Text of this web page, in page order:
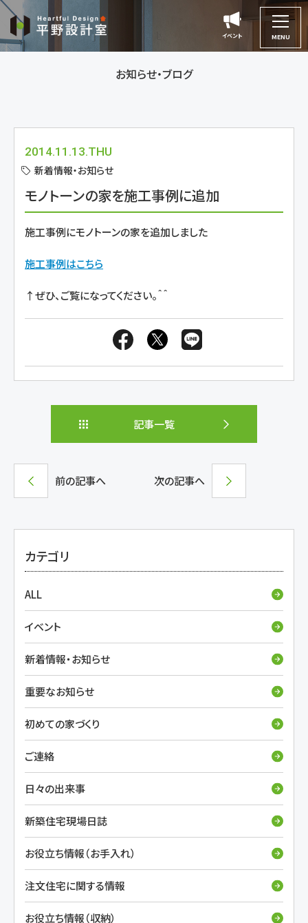
イベント
平
野
設
イベント MENU
お知らせ・ブログ
2014.11.13.THU
新着情報・お知らせ
モノトーンの家を施工事例に追加
施工事例にモノトーンの家を追加しました
施工事例はこちら
↑ぜひ、ご覧になってください。＾＾
前の記事へ
記事一覧
次の記事へ
カテゴリ
ALL
イベント
新着情報・お知らせ
重要なお知らせ
初めての家づくり
ご連絡
日々の出来事
新築住宅現場日誌
お役立ち情報（お手入れ）
注文住宅に関する情報
お役立ち情報（収納）